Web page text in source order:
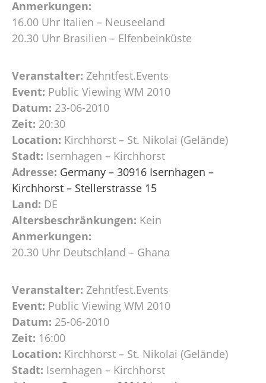
Anmerkungen:
16.00 Uhr Italien – Neuseeland
20.30 Uhr Brasilien – Elfenbeinküste
Veranstalter: Zehntfest.Events
Event: Public Viewing WM 2010
Datum: 23-06-2010
Zeit: 20:30
Location: Kirchhorst – St. Nikolai (Gelände)
Stadt: Isernhagen – Kirchhorst
Adresse: Germany – 30916 Isernhagen –
Kirchhorst – Stellerstrasse 15
Land: DE
Altersbeschränkungen: Kein
Anmerkungen:
20.30 Uhr Deutschland – Ghana
Veranstalter: Zehntfest.Events
Event: Public Viewing WM 2010
Datum: 25-06-2010
Zeit: 16:00
Location: Kirchhorst – St. Nikolai (Gelände)
Stadt: Isernhagen – Kirchhorst